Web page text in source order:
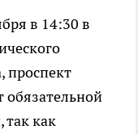
в 14:30 в
проспект
обязательной
так как